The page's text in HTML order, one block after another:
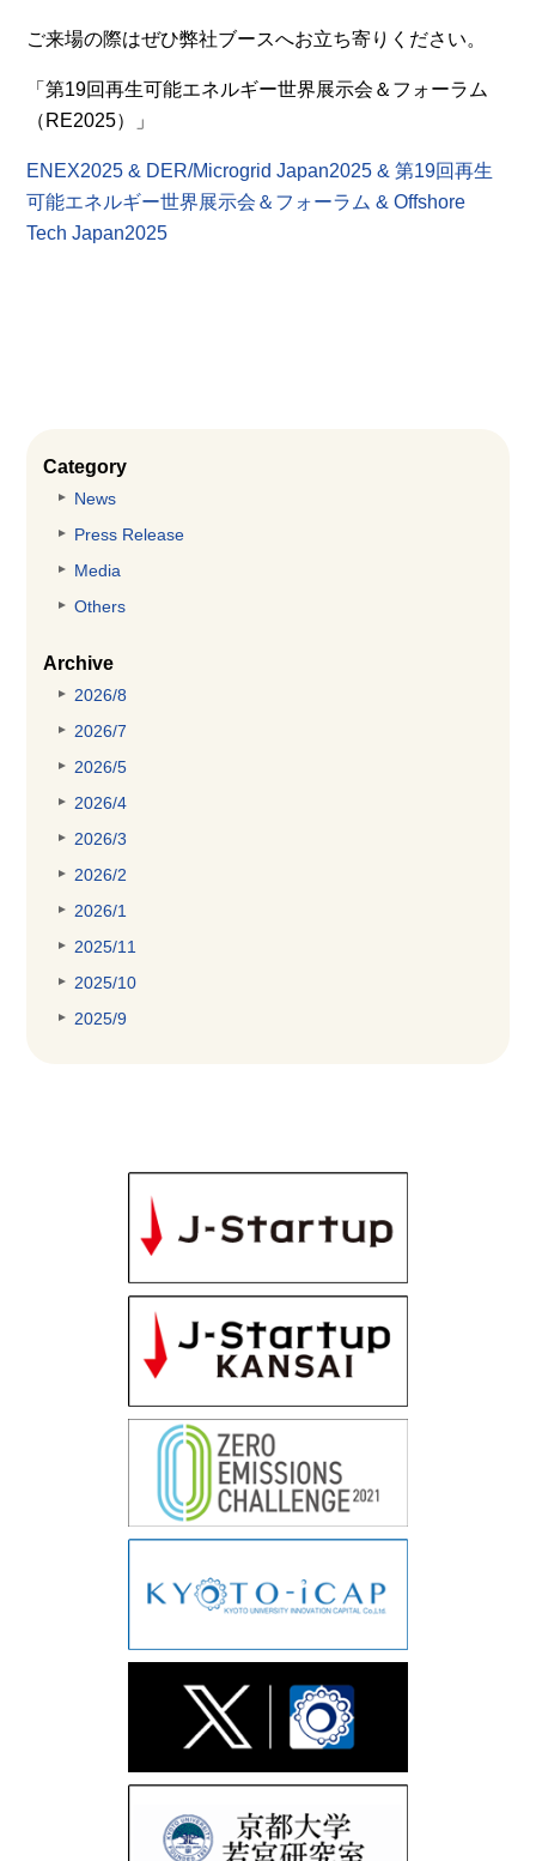
ご来場の際はぜひ弊社ブースへお立ち寄りください。
「第19回再生可能エネルギー世界展示会＆フォーラム
（RE2025）」
ENEX2025 & DER/Microgrid Japan2025 & 第19回再生
可能エネルギー世界展示会＆フォーラム & Offshore
Tech Japan2025
Category
News
Press Release
Media
Others
Archive
2026/8
2026/7
2026/5
2026/4
2026/3
2026/2
2026/1
2025/11
2025/10
2025/9